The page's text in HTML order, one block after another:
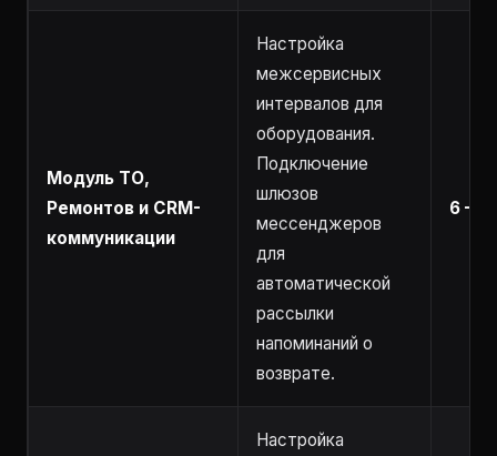
Модуль ТО,
Ремонтов и CRM-
коммуникации
Настройка
межсервисных
интервалов для
оборудования.
Подключение
шлюзов
мессенджеров
для
автоматической
рассылки
напоминаний о
возврате.
6 –
Настройка